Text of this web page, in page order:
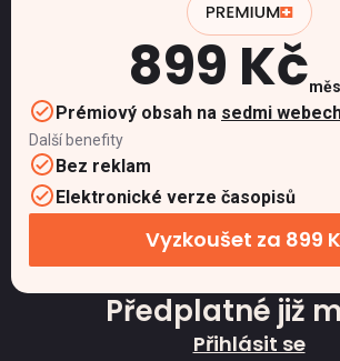
899 Kč
Prémiový obsah na sedmi
Další benefity
Bez reklam
Elektronické verze časopisů
Vyzkoušet za 899
Předplatné již
Přihlásit se